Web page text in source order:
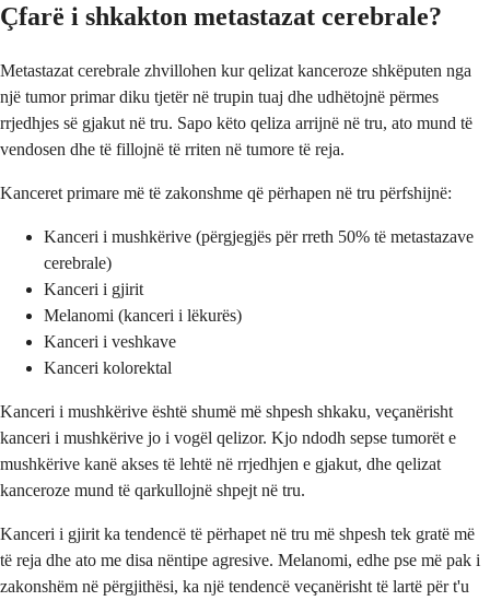
Çfarë i shkakton metastazat cerebrale?
Metastazat cerebrale zhvillohen kur qelizat kanceroze shkëputen nga
një tumor primar diku tjetër në trupin tuaj dhe udhëtojnë përmes
rrjedhjes së gjakut në tru. Sapo këto qeliza arrijnë në tru, ato mund të
vendosen dhe të fillojnë të rriten në tumore të reja.
Kanceret primare më të zakonshme që përhapen në tru përfshijnë:
Kanceri i mushkërive (përgjegjës për rreth 50% të metastazave
cerebrale)
Kanceri i gjirit
Melanomi (kanceri i lëkurës)
Kanceri i veshkave
Kanceri kolorektal
Kanceri i mushkërive është shumë më shpesh shkaku, veçanërisht
kanceri i mushkërive jo i vogël qelizor. Kjo ndodh sepse tumorët e
mushkërive kanë akses të lehtë në rrjedhjen e gjakut, dhe qelizat
kanceroze mund të qarkullojnë shpejt në tru.
Kanceri i gjirit ka tendencë të përhapet në tru më shpesh tek gratë më
të reja dhe ato me disa nëntipe agresive. Melanomi, edhe pse më pak i
zakonshëm në përgjithësi, ka një tendencë veçanërisht të lartë për t'u